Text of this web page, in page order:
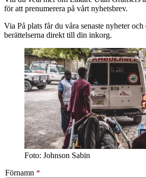
för att prenumerera på vårt nyhetsbrev.
Via På plats får du våra senaste nyheter
berättelserna direkt till din inkorg.
Foto: Johnson Sabin
Förnamn